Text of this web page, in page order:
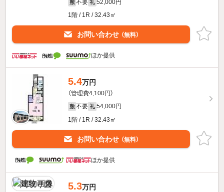
敷 不要 礼 52,000円
1階 / 1R / 32.43㎡
お問い合わせ （無料）
ほか提供
5.4万円
（管理費4,100円）
敷 不要 礼 54,000円
1階 / 1R / 32.43㎡
お問い合わせ （無料）
ほか提供
5.3万円